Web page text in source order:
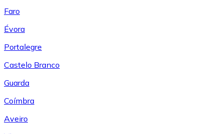
Faro
Évora
Portalegre
Castelo Branco
Guarda
Coímbra
Aveiro